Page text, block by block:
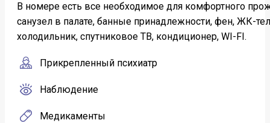
В номере есть все необходимое для комфортного
санузел в палате, банные принадлежности, фен, ЖК-
холодильник, спутниковое ТВ, кондиционер, WI-FI.
Прикрепленный психиатр
Наблюдение
Медикаменты